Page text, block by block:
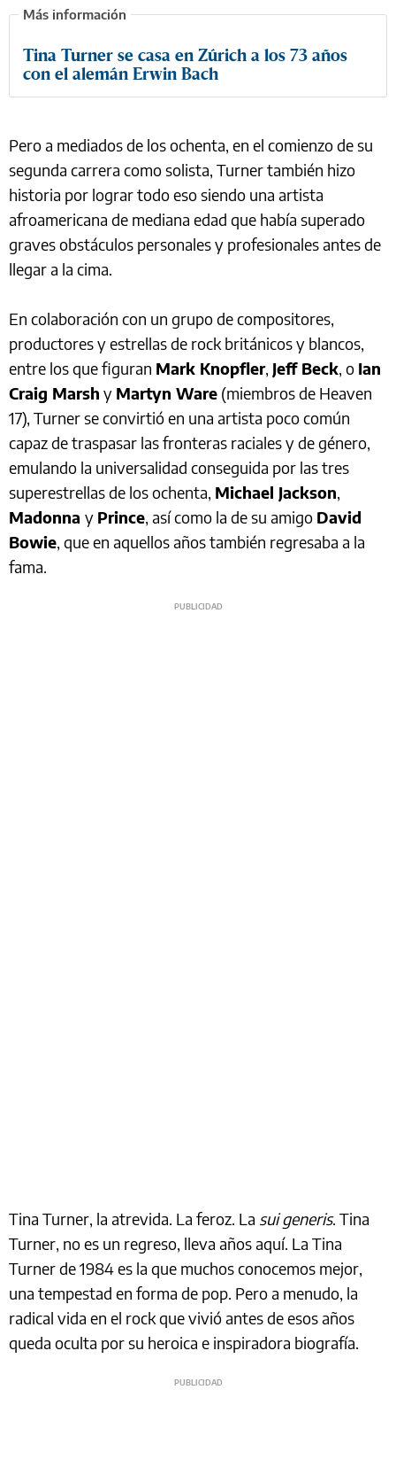
Tina Turner se casa en Zúrich a los 73 años
con el alemán Erwin Bach
Pero a mediados de los ochenta, en el comienzo de su
segunda carrera como solista, Turner también hizo
historia por lograr todo eso siendo una artista
afroamericana de mediana edad que había superado
graves obstáculos personales y profesionales antes de
llegar a la cima.
En colaboración con un grupo de compositores,
productores y estrellas de rock británicos y blancos,
entre los que figuran Mark Knopfler, Jeff Beck, o Ian
Craig Marsh y Martyn Ware (miembros de Heaven
17), Turner se convirtió en una artista poco común
capaz de traspasar las fronteras raciales y de género,
emulando la universalidad conseguida por las tres
superestrellas de los ochenta, Michael Jackson,
Madonna y Prince, así como la de su amigo David
Bowie, que en aquellos años también regresaba a la
fama.
Tina Turner, la atrevida. La feroz. La sui generis. Tina
Turner, no es un regreso, lleva años aquí. La Tina
Turner de 1984 es la que muchos conocemos mejor,
una tempestad en forma de pop. Pero a menudo, la
radical vida en el rock que vivió antes de esos años
queda oculta por su heroica e inspiradora biografía.